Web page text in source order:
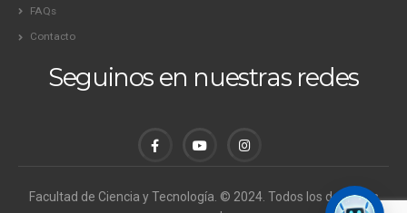
FAQs
Contacto
Seguinos en nuestras redes
Facultad de Ciencia y Tecnología. © 2024. Todos los derechos